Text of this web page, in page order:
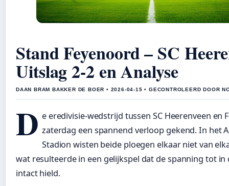
Stand Feyenoord – SC
Uitslag 2-2 en Analyse
DAAN BRAM BAKKER DE BOER • 2026-04-15 • GECONTROLEERD DOOR
D e eredivisie-wedstrijd tussen SC Heerenveen en
zaterdag een spannend verloop gekend. In het
Stadion wisten beide ploegen elkaar niet van
wat resulteerde in een gelijkspel dat de spanning tot
intact hield.